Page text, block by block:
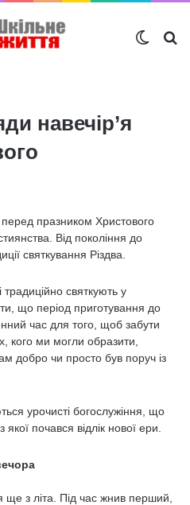
навечір’я
перед празником Христового
Від покоління до
святкування Різдва.
традиційно святкують у
що період приготування до
час для того, щоб забути
кого ми могли образити,
добро чи просто був поруч із
урочисті богослужіння, що
почався відлік нової ери.
ще з літа. Під час жнив перший,